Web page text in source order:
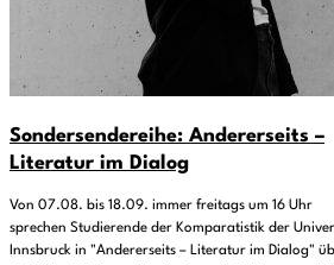
Sondersendereihe: Andererseits –
Literatur im Dialog
Von 07.08. bis 18.09. immer freitags um 16 Uhr
sprechen Studierende der Komparatistik der
Innsbruck in "Andererseits – Literatur im Dialog"